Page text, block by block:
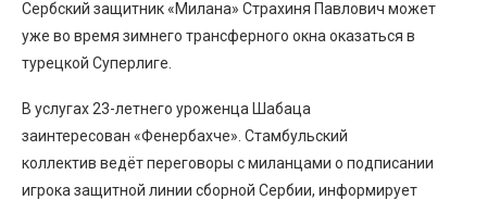
Сербский защитник «Милана» Страхиня Павлович может
уже во время зимнего трансферного окна оказаться в
турецкой Суперлиге.
В услугах 23-летнего уроженца Шабаца
заинтересован «Фенербахче». Стамбульский
коллектив ведёт переговоры с миланцами о подписании
игрока защитной линии сборной Сербии, информирует